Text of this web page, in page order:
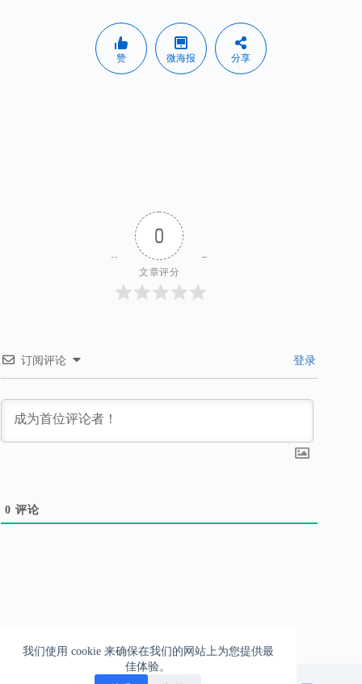
我们使用 cookie 来确保在我们的网站上为您提供最
佳体验。
赞 微海报 分享
0
文章评分
订阅评论 登录
0 评论
一柱擎天的爱情，一往无前的生活